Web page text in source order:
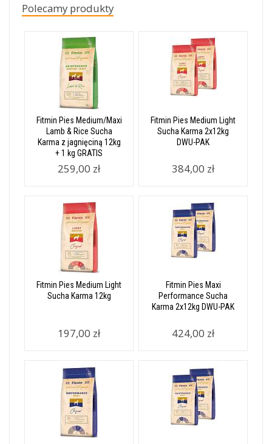
Polecamy produkty
Fitmin Pies Medium/Maxi
Lamb & Rice Sucha
Karma z jagnięciną 12kg
+ 1 kg GRATIS
259,00 zł
Fitmin Pies Medium Light
Sucha Karma 2x12kg
DWU-PAK
384,00 zł
Fitmin Pies Medium Light
Sucha Karma 12kg
197,00 zł
Fitmin Pies Maxi
Performance Sucha
Karma 2x12kg DWU-PAK
424,00 zł